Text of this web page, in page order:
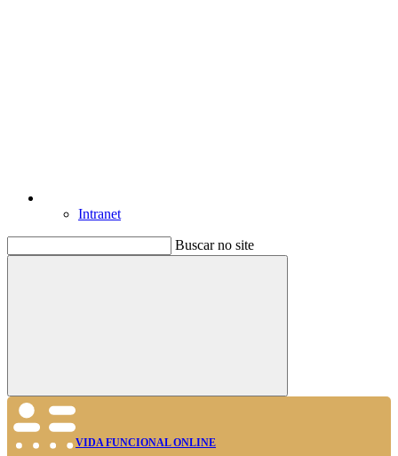
Intranet
Buscar no site
Buscar
VIDA FUNCIONAL ONLINE